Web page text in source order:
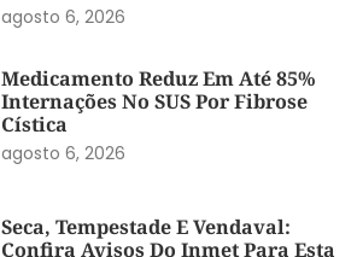
agosto 6, 2026
Medicamento Reduz Em Até 85%
Internações No SUS Por Fibrose
Cística
agosto 6, 2026
Seca, Tempestade E Vendaval:
Confira Avisos Do Inmet Para Esta